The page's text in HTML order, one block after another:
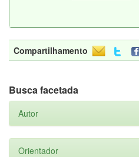
Compartilhamento
Busca facetada
Autor
Orientador